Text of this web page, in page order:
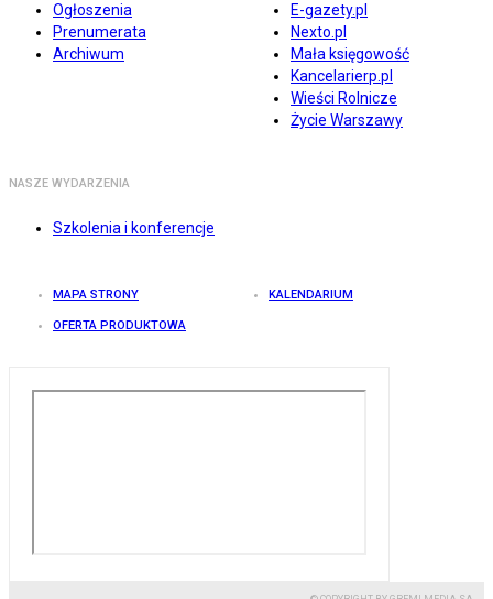
Ogłoszenia
Prenumerata
Archiwum
E-gazety.pl
Nexto.pl
Mała księgowość
Kancelarierp.pl
Wieści Rolnicze
Życie Warszawy
NASZE WYDARZENIA
Szkolenia i konferencje
MAPA STRONY KALENDARIUM
OFERTA PRODUKTOWA